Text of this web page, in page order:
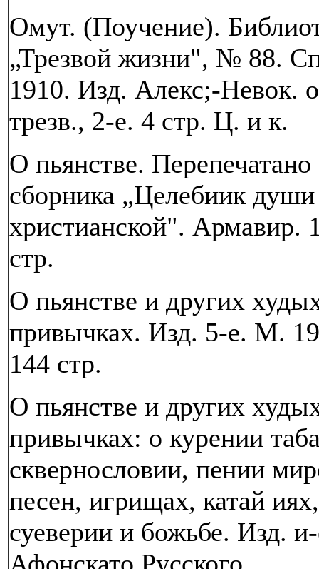
Омут. (Поучение).
„Трезвой жизни", № 88.
1910. Изд. Алекс;-Невок.
трезв., 2-е. 4 стр. Ц. и к.
О пьянстве. Перепечатано
сборника „Целебиик души
христианской". Армавир.
стр.
О пьянстве и других
привычках. Изд. 5-е. М.
144 стр.
О пьянстве и других
привычках: о курении
сквернословии, пении
песен, игрищах, катай иях,
суеверии и божьбе. Изд.